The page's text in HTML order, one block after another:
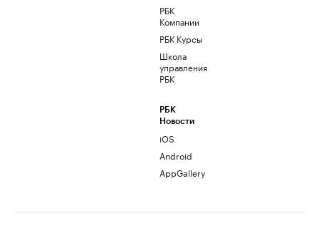
РБК
Компании
РБК Курсы
Школа
управления
РБК
РБК
Новости
iOS
Android
AppGallery